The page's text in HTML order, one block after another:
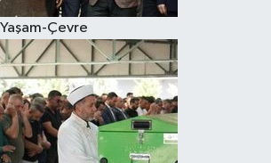
Yaşam-Çevre
Teknoloji
Televizyon
Yaşam-Çevre